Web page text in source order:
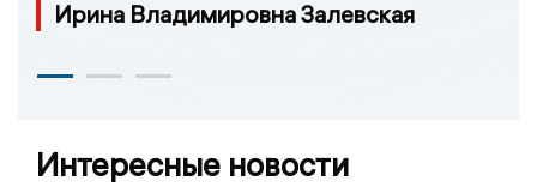
Ирина Владимировна Залевская
Интересные новости